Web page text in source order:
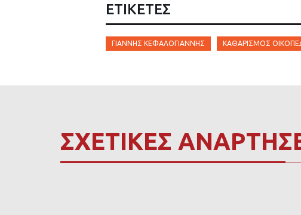
ΕΤΙΚΈΤΕΣ
ΓΙΆΝΝΗΣ ΚΕΦΑΛΟΓΙΆΝΝΗΣ ΚΑΘΑΡΙΣΜΌΣ
ΣΧΕΤΙΚΕΣ